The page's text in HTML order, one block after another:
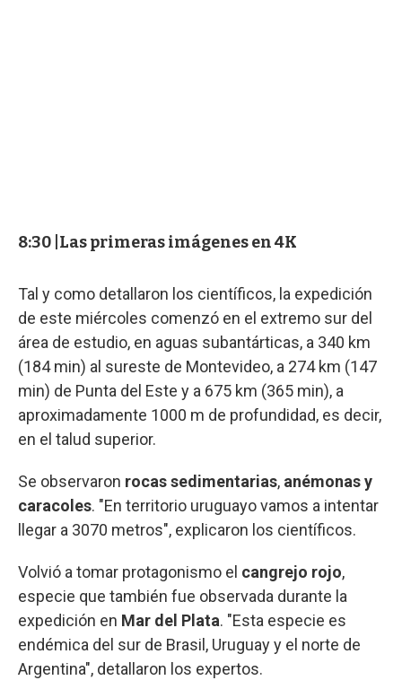
8:30 |Las primeras imágenes en 4K
Tal y como detallaron los científicos, la expedición
de este miércoles comenzó en el extremo sur del
área de estudio, en aguas subantárticas, a 340 km
(184 min) al sureste de Montevideo, a 274 km (147
min) de Punta del Este y a 675 km (365 min), a
aproximadamente 1000 m de profundidad, es decir,
en el talud superior.
Se observaron rocas sedimentarias, anémonas y
caracoles. "En territorio uruguayo vamos a intentar
llegar a 3070 metros", explicaron los científicos.
Volvió a tomar protagonismo el cangrejo rojo,
especie que también fue observada durante la
expedición en Mar del Plata. "Esta especie es
endémica del sur de Brasil, Uruguay y el norte de
Argentina", detallaron los expertos.